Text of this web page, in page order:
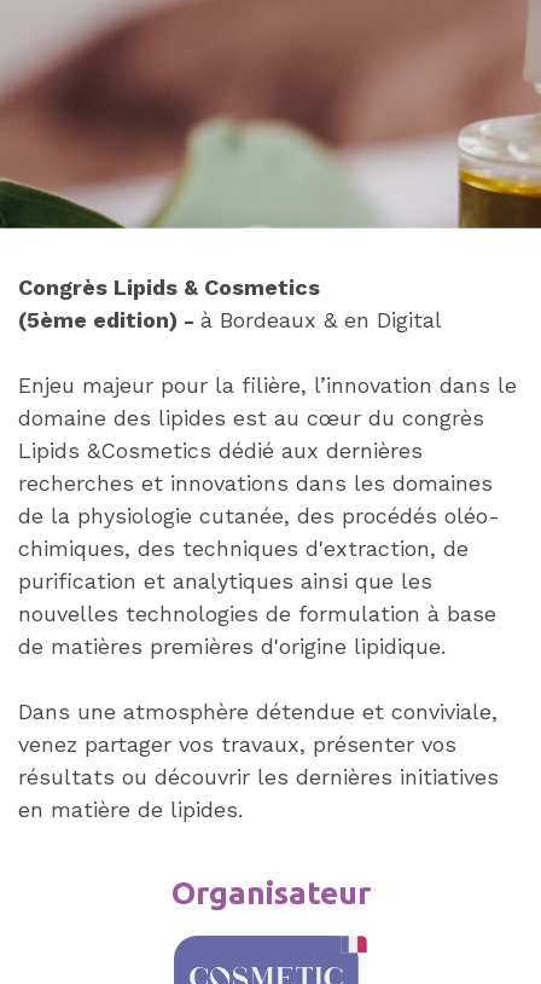
Congrès Lipids & Cosmetics
(5ème edition) - à Bordeaux & en Digital
Enjeu majeur pour la filière, l’innovation dans le
domaine des lipides est au cœur du congrès
Lipids &Cosmetics dédié aux dernières
recherches et innovations dans les domaines
de la physiologie cutanée, des procédés oléo-
chimiques, des techniques d'extraction, de
purification et analytiques ainsi que les
nouvelles technologies de formulation à base
de matières premières d'origine lipidique.
Dans une atmosphère détendue et conviviale,
venez partager vos travaux, présenter vos
résultats ou découvrir les dernières initiatives
en matière de lipides.
Organisateur